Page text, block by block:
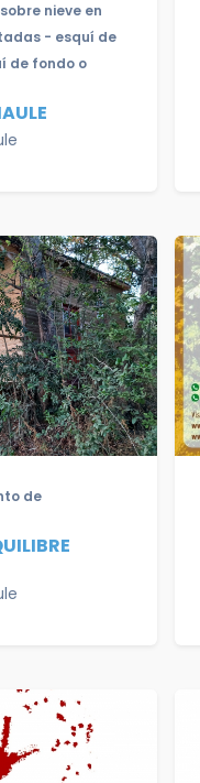
nieve en
- esquí de
de fondo o
de